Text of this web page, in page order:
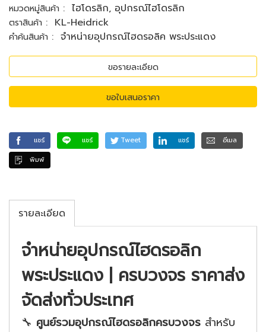
หมวดหมู่สินค้า : ไฮโดรลิก, อุปกรณ์ไฮโดรลิก
ตราสินค้า : KL-Heidrick
คำค้นสินค้า : จำหน่ายอุปกรณ์ไฮดรอลิค พระประแดง
ขอรายละเอียด
ขอใบเสนอราคา
แชร์ แชร์ Tweet แชร์
อีเมล
พิมพ์
รายละเอียด
จำหน่ายอุปกรณ์ไฮดรอลิก
พระประแดง | ครบวงจร ราคาส่ง
จัดส่งทั่วประเทศ
🔧 ศูนย์รวมอุปกรณ์ไฮดรอลิกครบวงจร สำหรับ